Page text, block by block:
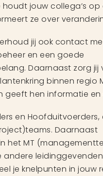
jouw collega’s
ze over
jij ook contact
en een goede
Daarnaast zorg jij
binnen regio
geeft hen informatie en
en Hoofduitvoerders,
Daarnaast
het MT
je knelpunten in jouw